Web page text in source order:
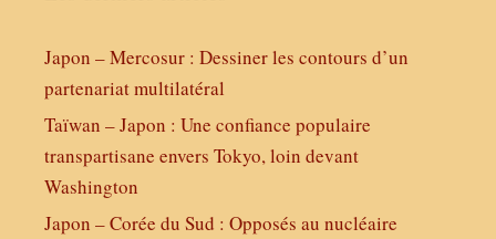
Japon – Mercosur : Dessiner les contours d’un
partenariat multilatéral
Taïwan – Japon : Une confiance populaire
transpartisane envers Tokyo, loin devant
Washington
Japon – Corée du Sud : Opposés au nucléaire